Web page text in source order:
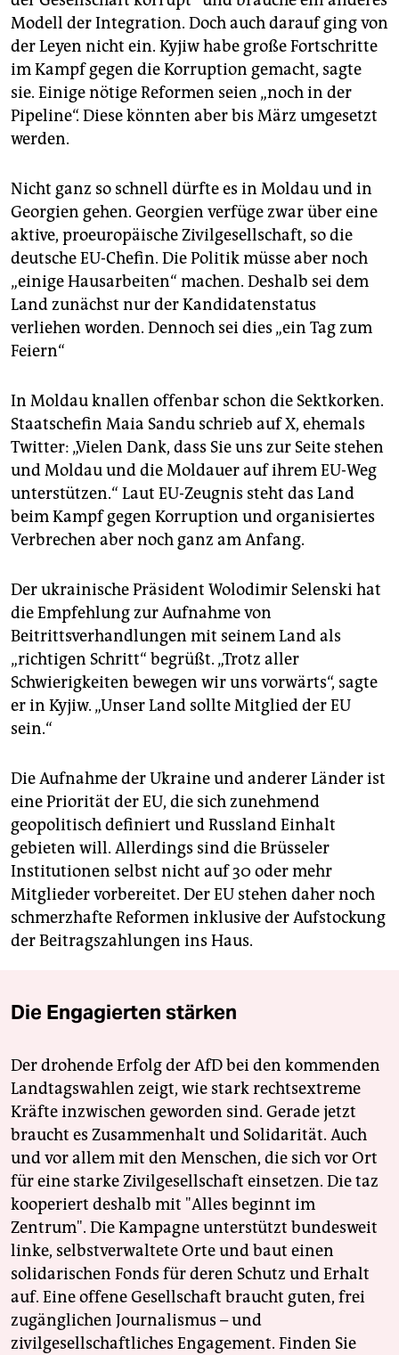
Modell der Integration. Doch auch darauf ging von
der Leyen nicht ein. Kyjiw habe große Fortschritte
im Kampf gegen die Korruption gemacht, sagte
sie. Einige nötige Reformen seien „noch in der
Pipeline“. Diese könnten aber bis März umgesetzt
werden.
Nicht ganz so schnell dürfte es in Moldau und in
Georgien gehen. Georgien verfüge zwar über eine
aktive, proeuropäische Zivilgesellschaft, so die
deutsche EU-Chefin. Die Politik müsse aber noch
„einige Hausarbeiten“ machen. Deshalb sei dem
Land zunächst nur der Kandidatenstatus
verliehen worden. Dennoch sei dies „ein Tag zum
Feiern“
In Moldau knallen offenbar schon die Sektkorken.
Staatschefin Maia Sandu schrieb auf X, ehemals
Twitter: „Vielen Dank, dass Sie uns zur Seite stehen
und Moldau und die Moldauer auf ihrem EU-Weg
unterstützen.“ Laut EU-Zeugnis steht das Land
beim Kampf gegen Korruption und organisiertes
Verbrechen aber noch ganz am Anfang.
Der ukrainische Präsident Wolodimir Selenski hat
die Empfehlung zur Aufnahme von
Beitrittsverhandlungen mit seinem Land als
„richtigen Schritt“ begrüßt. „Trotz aller
Schwierigkeiten bewegen wir uns vorwärts“, sagte
er in Kyjiw. „Unser Land sollte Mitglied der EU
sein.“
Die Aufnahme der Ukraine und anderer Länder ist
eine Priorität der EU, die sich zunehmend
geopolitisch definiert und Russland Einhalt
gebieten will. Allerdings sind die Brüsseler
Institutionen selbst nicht auf 30 oder mehr
Mitglieder vorbereitet. Der EU stehen daher noch
schmerzhafte Reformen inklusive der Aufstockung
der Beitragszahlungen ins Haus.
Die Engagierten stärken
Der drohende Erfolg der AfD bei den kommenden
Landtagswahlen zeigt, wie stark rechtsextreme
Kräfte inzwischen geworden sind. Gerade jetzt
braucht es Zusammenhalt und Solidarität. Auch
und vor allem mit den Menschen, die sich vor Ort
für eine starke Zivilgesellschaft einsetzen. Die taz
kooperiert deshalb mit "Alles beginnt im
Zentrum". Die Kampagne unterstützt bundesweit
linke, selbstverwaltete Orte und baut einen
solidarischen Fonds für deren Schutz und Erhalt
auf. Eine offene Gesellschaft braucht guten, frei
zugänglichen Journalismus – und
zivilgesellschaftliches Engagement. Finden Sie